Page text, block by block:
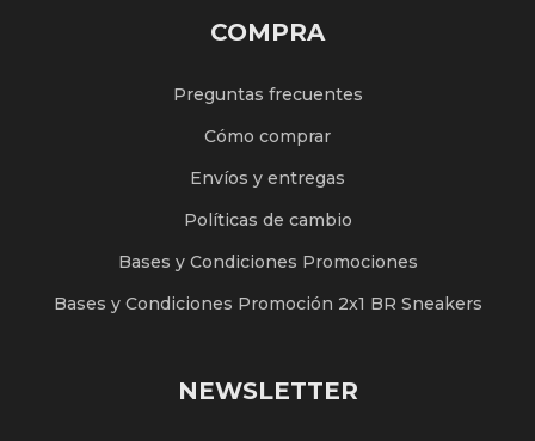
COMPRA
Preguntas frecuentes
Cómo comprar
Envíos y entregas
Políticas de cambio
Bases y Condiciones Promociones
Bases y Condiciones Promoción 2x1 BR Sneakers
NEWSLETTER